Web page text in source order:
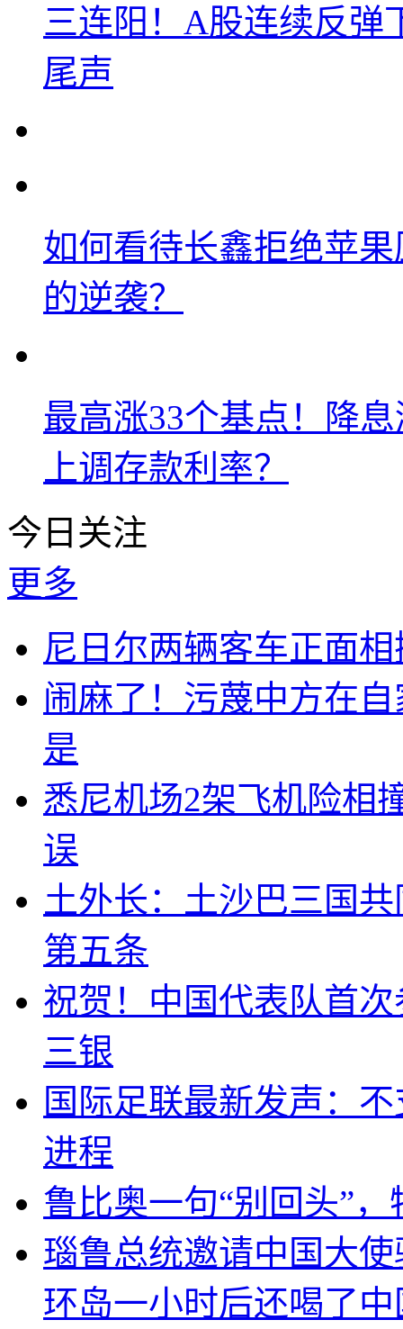
三连阳！A股连续反弹
尾声
如何看待长鑫拒绝苹
的逆袭？
最高涨33个基点！降
上调存款利率？
今日关注
更多
尼日尔两辆客车正面
闹麻了！污蔑中方在
是
悉尼机场2架飞机险相
误
土外长：土沙巴三国
第五条
祝贺！中国代表队首
三银
国际足联最新发声：
进程
鲁比奥一句“别回头”
瑙鲁总统邀请中国大
环岛一小时后还喝了